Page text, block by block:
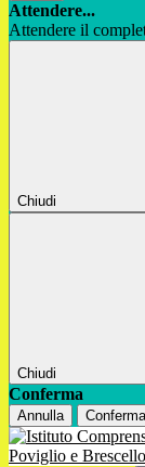
Attendere...
Attendere il
Chiudi
Chiudi
Conferma
Annulla Conferma
Poviglio e Brescello